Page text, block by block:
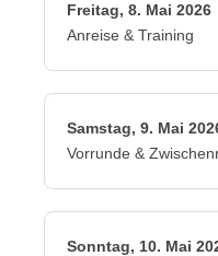
Freitag, 8. Mai 2026
Anreise & Training
Samstag, 9. Mai
Vorrunde &
Sonntag, 10. Mai